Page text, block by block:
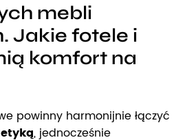
mebli
Jakie fotele i
komfort na
powinny harmonijnie łączyć
, jednocześnie